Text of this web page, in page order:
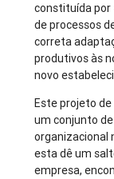
constituída por
de processos
correta
produtivos às
novo
Este projeto
um conjunto
organizacional
esta dê um
empresa,